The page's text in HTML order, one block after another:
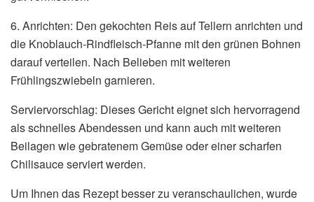
6. Anrichten: Den gekochten Reis auf Tellern anrichten und
die Knoblauch-Rindfleisch-Pfanne mit den grünen Bohnen
darauf verteilen. Nach Belieben mit weiteren
Frühlingszwiebeln garnieren.
Serviervorschlag: Dieses Gericht eignet sich hervorragend
als schnelles Abendessen und kann auch mit weiteren
Beilagen wie gebratenem Gemüse oder einer scharfen
Chilisauce serviert werden.
Um Ihnen das Rezept besser zu veranschaulichen, wurde